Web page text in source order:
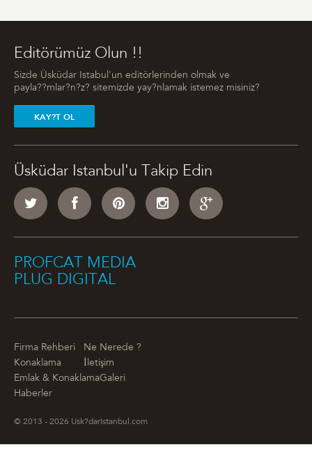
Editörümüz Olun !!
Sizde Üsküdar Istabul'un editörlerinden olmak ve
payla??mlar?n?z? sitemizde yay?nlamak istemez misiniz?
KAY?T OL
Üsküdar Istanbul'u Takip Edin
PROFCAT MEDIA
PLUG DIGITAL
Firma Rehberi
Ne Nerede ?
Konaklama
İletişim
Emlak & KonaklamaGaleri
Haberler
© 2013 - 2026 Usk?darIstanbul.com